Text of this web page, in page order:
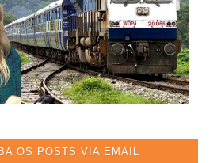
OS POSTS VIA EMAIL